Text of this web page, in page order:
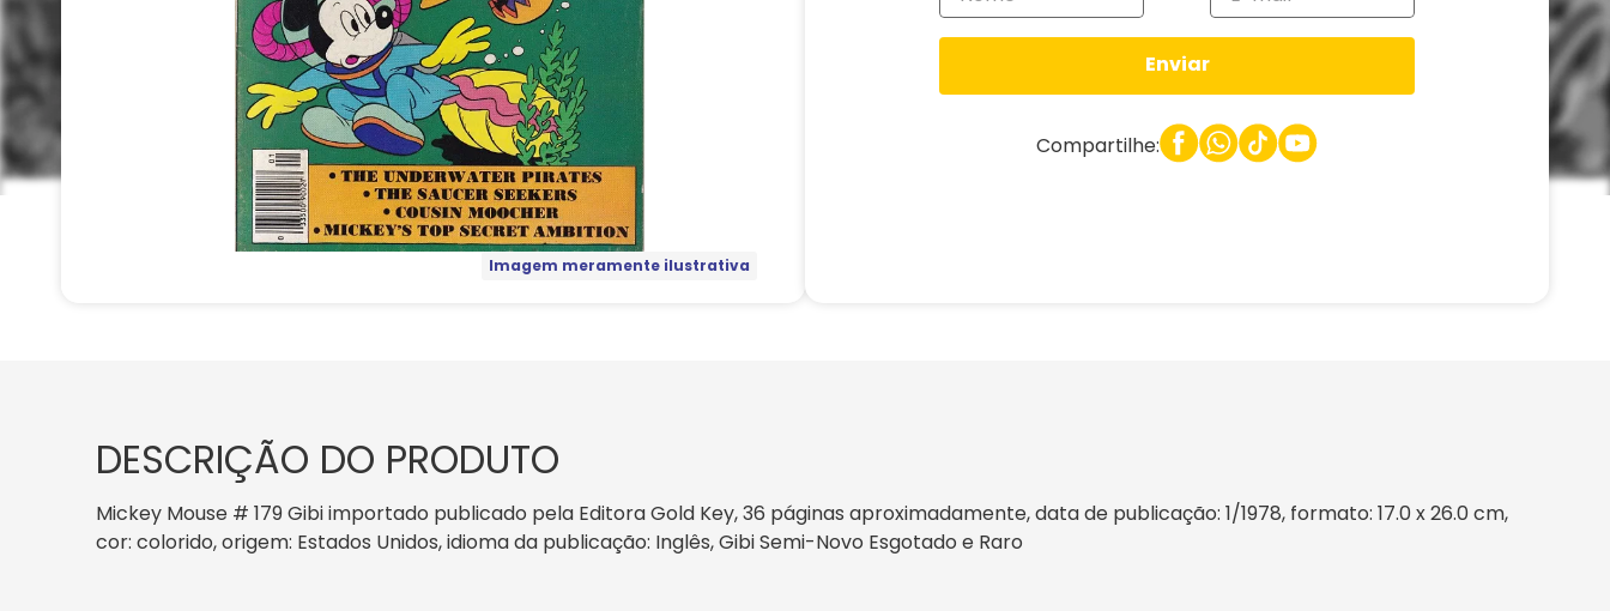
Imagem meramente ilustrativa
Enviar
Compartilhe:
DESCRIÇÃO DO PRODUTO
Mickey Mouse # 179 Gibi importado publicado pela Editora Gold Key, 36 páginas aproximadamente, data de publicação: 1/1978, formato: 17.0 x 26.0 cm,
cor: colorido, origem: Estados Unidos, idioma da publicação: Inglês, Gibi Semi-Novo Esgotado e Raro